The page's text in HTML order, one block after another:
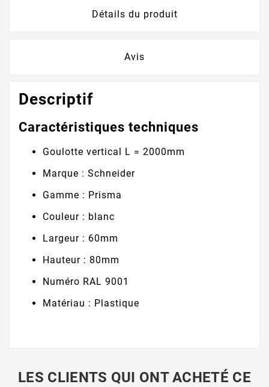
Détails du produit
Avis
Descriptif
Caractéristiques techniques
Goulotte vertical L = 2000mm
Marque : Schneider
Gamme : Prisma
Couleur : blanc
Largeur : 60mm
Hauteur : 80mm
Numéro RAL 9001
Matériau : Plastique
LES CLIENTS QUI ONT ACHETÉ CE